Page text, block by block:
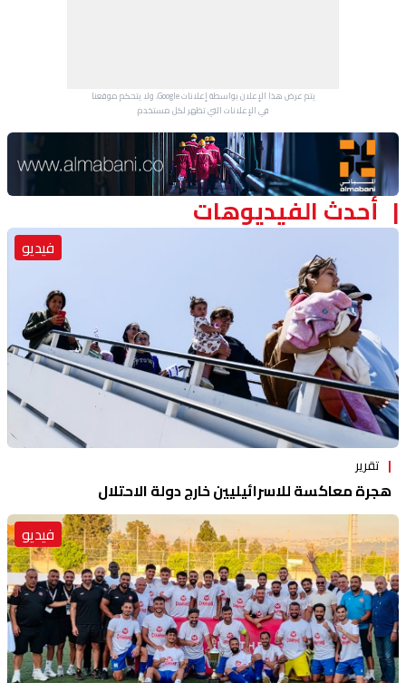
يتم عرض هذا الإعلان بواسطة إعلانات Google، ولا يتحكم موقعنا
في الإعلانات التي تظهر لكل مستخدم.
Advertisement Section
أحدث الفيديوهات
فيديو
تقرير
هجرة معاكسة للاسرائيليين خارج دولة الاحتلال
فيديو